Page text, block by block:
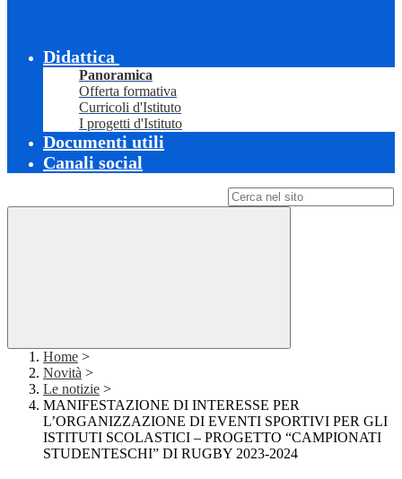
Didattica
Panoramica
Offerta formativa
Curricoli d'Istituto
I progetti d'Istituto
Documenti utili
Canali social
Home >
Novità >
Le notizie >
MANIFESTAZIONE DI INTERESSE PER
L’ORGANIZZAZIONE DI EVENTI SPORTIVI PER GLI
ISTITUTI SCOLASTICI – PROGETTO “CAMPIONATI
STUDENTESCHI” DI RUGBY 2023-2024